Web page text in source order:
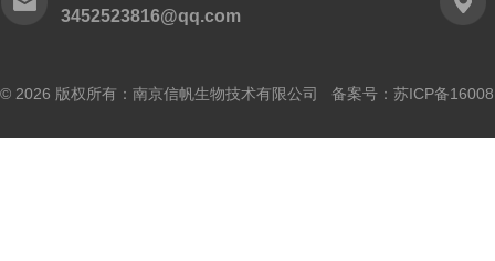
3452523816@qq.com
© 2026 版权所有：南京信帆生物技术有限公司 备案号： 苏ICP备